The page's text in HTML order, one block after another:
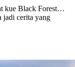
kue Black Forest…
jadi cerita yang